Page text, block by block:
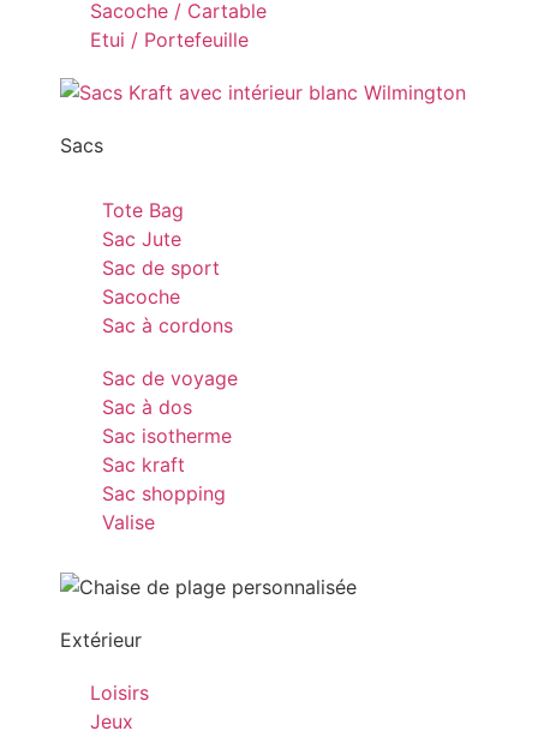
Sacoche / Cartable
Etui / Portefeuille
Sacs
Tote Bag
Sac Jute
Sac de sport
Sacoche
Sac à cordons
Sac de voyage
Sac à dos
Sac isotherme
Sac kraft
Sac shopping
Valise
Extérieur
Loisirs
Jeux